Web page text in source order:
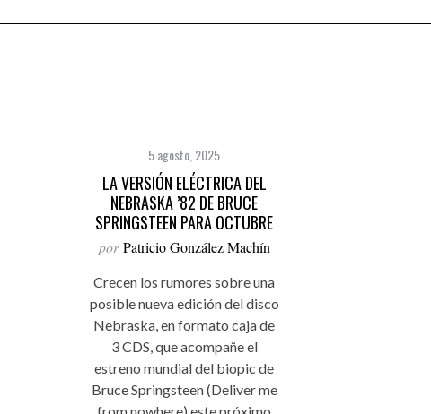
5 agosto, 2025
LA VERSIÓN ELÉCTRICA DEL
NEBRASKA ’82 DE BRUCE
SPRINGSTEEN PARA OCTUBRE
por Patricio González Machín
Crecen los rumores sobre una
posible nueva edición del disco
Nebraska, en formato caja de
3 CDS, que acompañe el
estreno mundial del biopic de
Bruce Springsteen (Deliver me